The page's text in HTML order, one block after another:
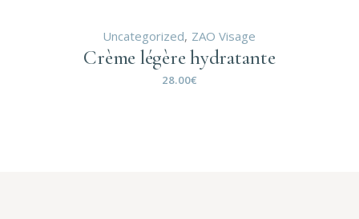
Uncategorized ZAO Visage
Crème légère hydratante
28.00€